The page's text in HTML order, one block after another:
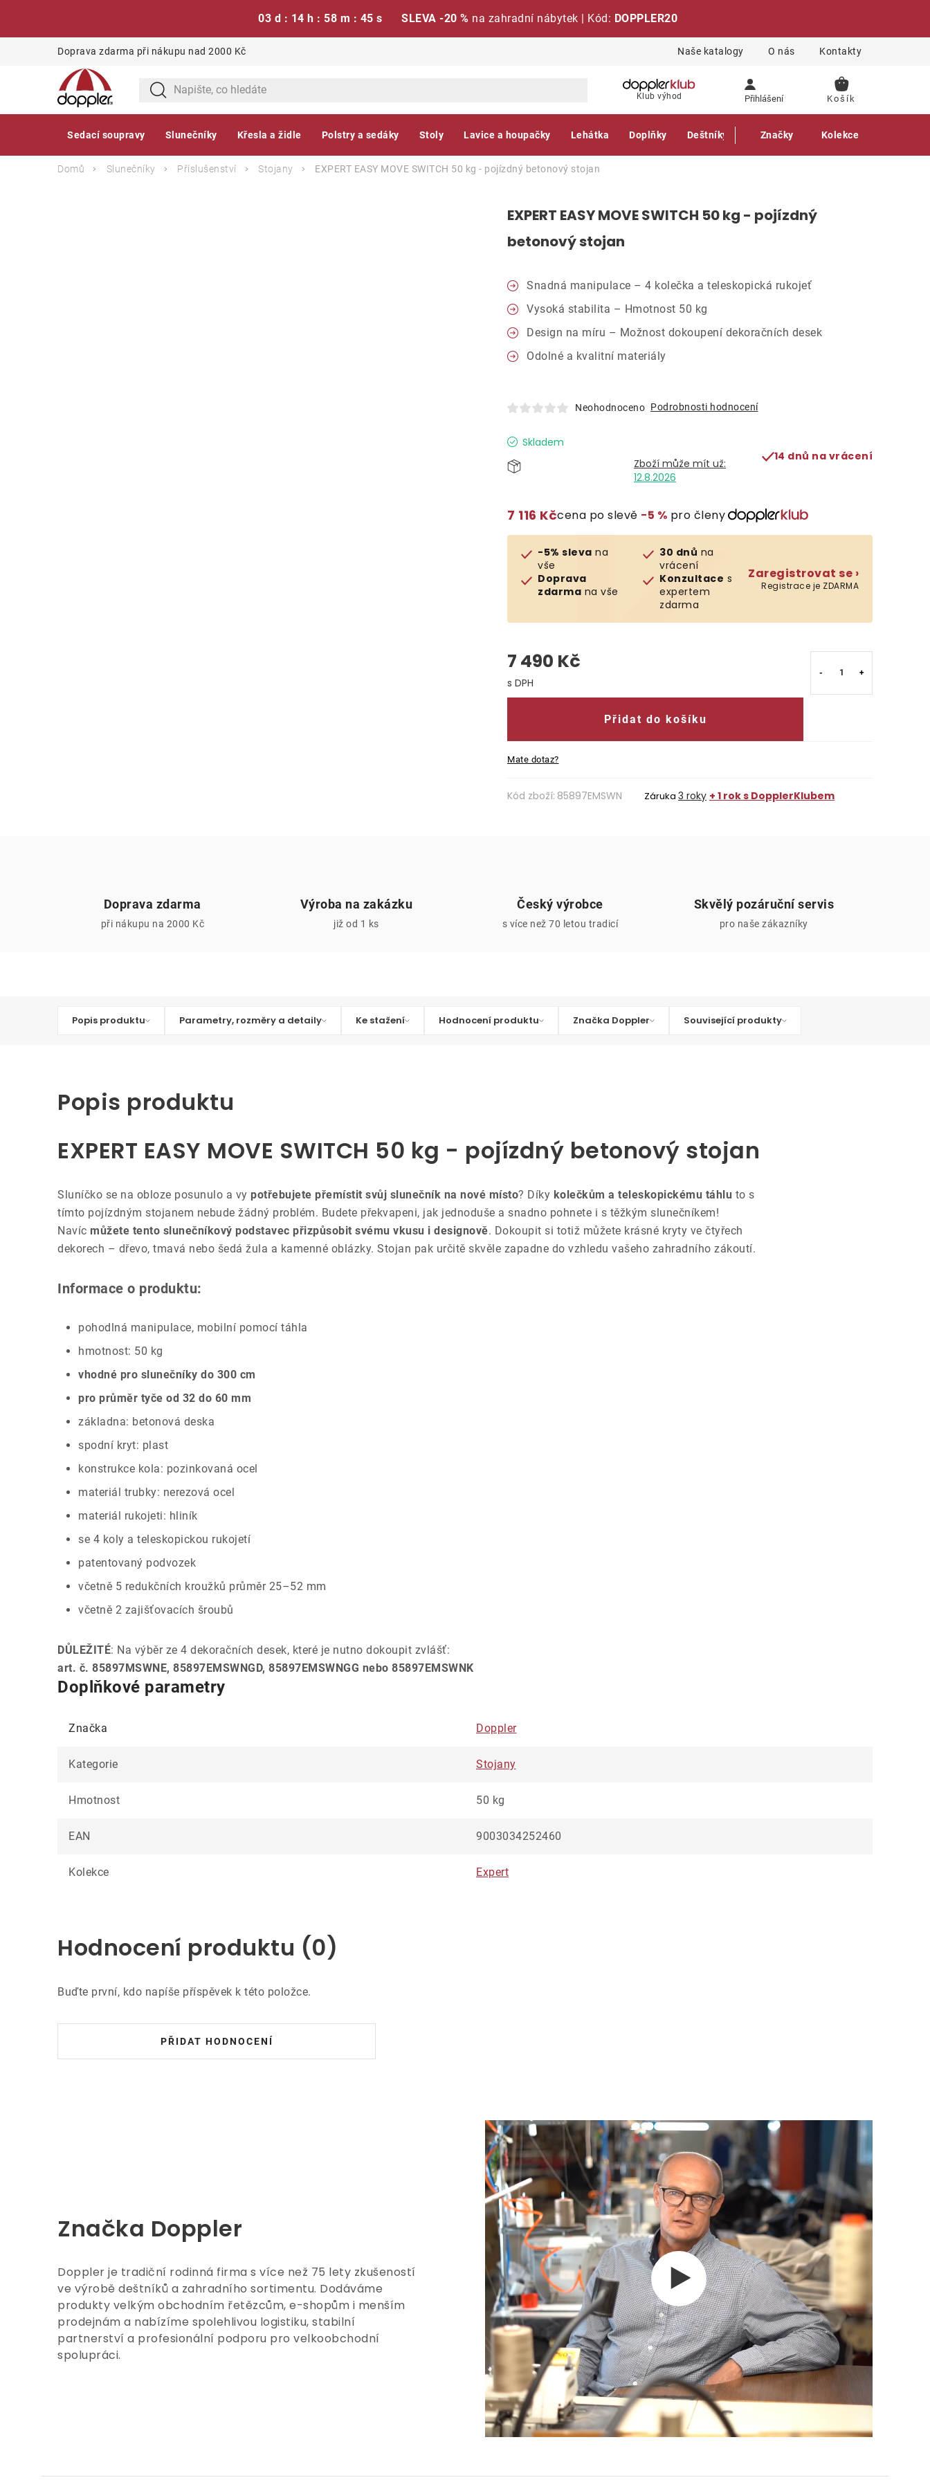
03 d : 14 h : 58 m : 44 s SLEVA -20 % na zahradní nábytek | Kód: DOPPLER20
Doprava zdarma při nákupu nad 2000 Kč Naše katalogy O nás Kontakty
Klub výhod Přihlášení
NÁKUPNÍ
Sedací soupravy Slunečníky Křesla a židle Polstry a sedáky Stoly Lavice a houpačky Lehátka Doplňky Deštníky Gastro produkty
Značky Kolekce
Domů Slunečníky Příslušenství Stojany EXPERT EASY MOVE SWITCH 50 kg - pojízdný betonový stojan
EXPERT EASY MOVE SWITCH 50 kg - pojízdný
betonový stojan
Snadná manipulace – 4 kolečka a teleskopická rukojeť
Vysoká stabilita – Hmotnost 50 kg
Design na míru – Možnost dokoupení dekoračních desek
Odolné a kvalitní materiály
Neohodnoceno Podrobnosti hodnocení
Skladem
12.8.2026
14 dnů na vrácení
7 116 Kčcena po slevě −5 % pro členy
-5% sleva na
vše
Doprava
zdarma na vše
30 dnů na
vrácení
Konzultace s
expertem
zdarma
Zaregistrovat se ›
Registrace je ZDARMA
7 490 Kč
Měrná cena:
Přidat do košíku
Mate dotaz?
Kód zboží: 85897EMSWN Záruka 3 roky + 1 rok s DopplerKlubem
Doprava zdarma
při nákupu na 2000 Kč
Výroba na zakázku
již od 1 ks
Český výrobce
s více než 70 letou tradicí
Skvělý pozáruční servis
pro naše zákazníky
Popis produktu Parametry, rozměry a detaily Ke stažení Hodnocení produktu Značka Doppler Související produkty
Popis produktu
EXPERT EASY MOVE SWITCH 50 kg - pojízdný betonový stojan
Sluníčko se na obloze posunulo a vy potřebujete přemístit svůj slunečník na nové místo? Díky kolečkům a teleskopickému táhlu to s
tímto pojízdným stojanem nebude žádný problém. Budete překvapeni, jak jednoduše a snadno pohnete i s těžkým slunečníkem!
Navíc můžete tento slunečníkový podstavec přizpůsobit svému vkusu i designově. Dokoupit si totiž můžete krásné kryty ve čtyřech
dekorech – dřevo, tmavá nebo šedá žula a kamenné oblázky. Stojan pak určitě skvěle zapadne do vzhledu vašeho zahradního zákoutí.
Informace o produktu:
pohodlná manipulace, mobilní pomocí táhla
hmotnost: 50 kg
vhodné pro slunečníky do 300 cm
pro průměr tyče od 32 do 60 mm
základna: betonová deska
spodní kryt: plast
konstrukce kola: pozinkovaná ocel
materiál trubky: nerezová ocel
materiál rukojeti: hliník
se 4 koly a teleskopickou rukojetí
patentovaný podvozek
včetně 5 redukčních kroužků průměr 25–52 mm
včetně 2 zajišťovacích šroubů
DŮLEŽITÉ: Na výběr ze 4 dekoračních desek, které je nutno dokoupit zvlášť:
art. č. 85897MSWNE, 85897EMSWNGD, 85897EMSWNGG nebo 85897EMSWNK
Doplňkové parametry
Značka Doppler
Kategorie Stojany
Hmotnost 50 kg
EAN 9003034252460
Kolekce Expert
Hodnocení produktu (0)
Buďte první, kdo napíše příspěvek k této položce.
PŘIDAT HODNOCENÍ
Značka Doppler
Doppler je tradiční rodinná firma s více než 75 lety zkušeností
ve výrobě deštníků a zahradního sortimentu. Dodáváme
produkty velkým obchodním řetězcům, e-shopům i menším
prodejnám a nabízíme spolehlivou logistiku, stabilní
partnerství a profesionální podporu pro velkoobchodní
spolupráci.